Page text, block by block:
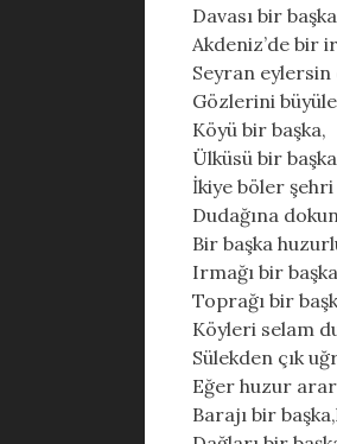
Davası bir
Akdeniz’de bir
Seyran eylersin
Gözlerini
Köyü bir başka,
Ülküsü bir
İkiye böler
Dudağına
Bir başka
Irmağı bir
Toprağı bir
Köyleri selam
Sülekden çık
Eğer huzur
Barajı bir